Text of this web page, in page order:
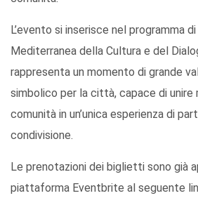
L’evento si inserisce nel programma
Mediterranea della Cultura e del
rappresenta un momento di grande
simbolico per la città, capace di unire
comunità in un’unica esperienza di
condivisione.
Le prenotazioni dei biglietti sono già
piattaforma Eventbrite al seguente